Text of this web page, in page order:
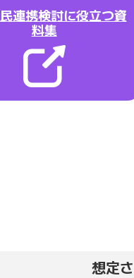
連携検討に役立つ資
料集
想定